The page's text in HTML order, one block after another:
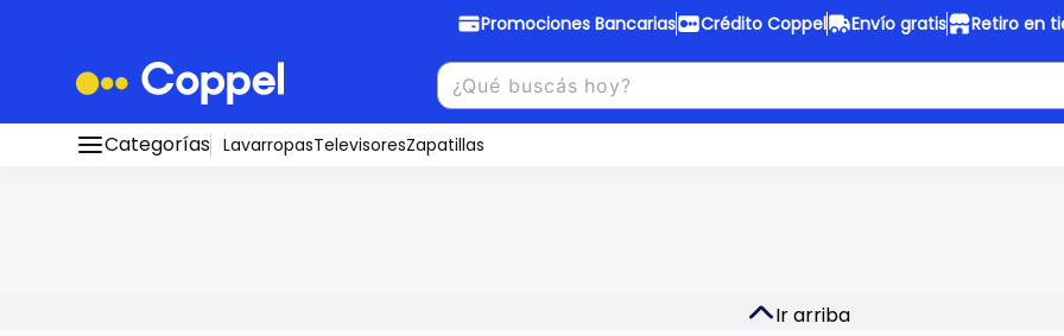
Promociones Bancarias Crédito Coppel Envío gratis Retiro en
Promociones Bancarias
Conocé todos nuestros medios de pago
Crédito Coppel
Hasta
Envío gratis
Categorías LavarropasTelevisoresZapatillas
Ir arriba